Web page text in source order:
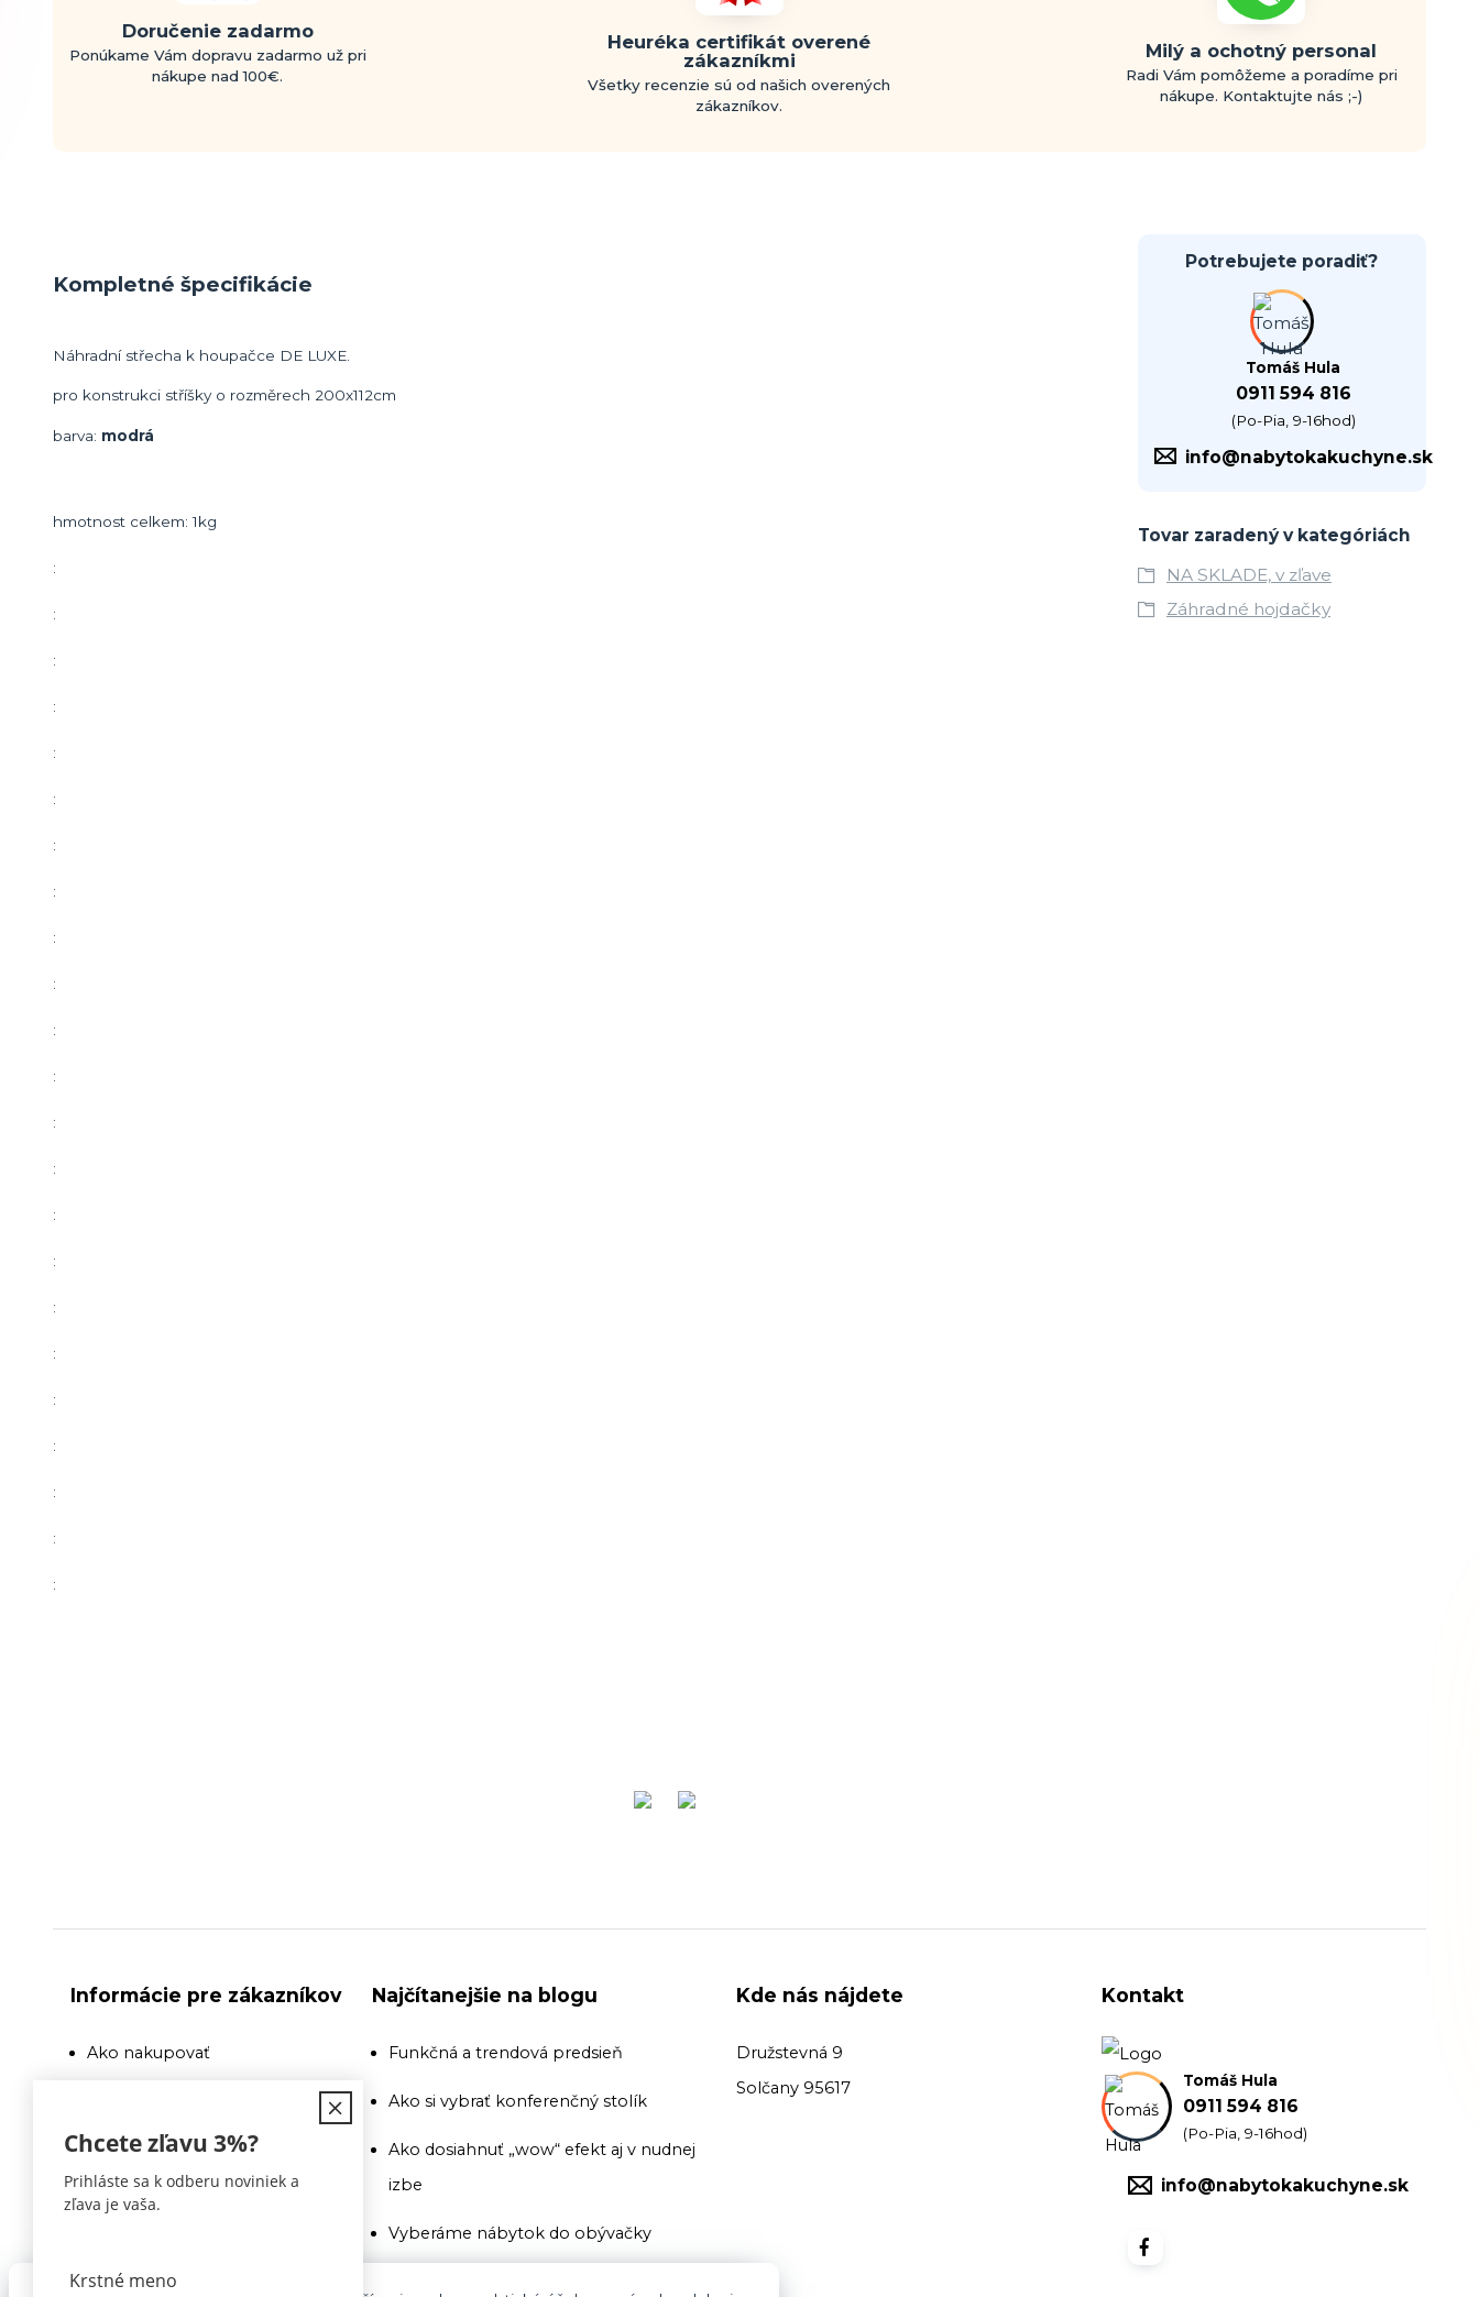
Doručenie zadarmo
Ponúkame Vám dopravu zadarmo už pri
nákupe nad 100€.
Heuréka certifikát overené
zákazníkmi
Všetky recenzie sú od našich overených
zákazníkov.
Milý a ochotný personal
Radi Vám pomôžeme a poradíme pri
nákupe. Kontaktujte nás ;-)
Kompletné špecifikácie
Náhradní střecha k houpačce DE LUXE.
pro konstrukci stříšky o rozměrech 200x112cm
barva: modrá
hmotnost celkem: 1kg
:
:
:
:
:
:
:
:
:
:
:
:
:
:
:
:
:
:
:
:
:
:
:
Potrebujete poradiť?
Tomáš Hula
0911 594 816
(Po-Pia, 9-16hod)
info@nabytokakuchyne.sk
Tovar zaradený v kategóriách
NA SKLADE, v zľave
Záhradné hojdačky
Informácie pre zákazníkov
Ako nakupovať
Recenzie a odporúčania
Obchodné podmienky
Najčítanejšie na blogu
Funkčná a trendová predsieň
Ako si vybrať konferenčný stolík
Ako dosiahnuť „wow“ efekt aj v nudnej
izbe
Vyberáme nábytok do obývačky
Kde nás nájdete
Družstevná 9
Solčany 95617
Kontakt
Tomáš Hula
0911 594 816
(Po-Pia, 9-16hod)
info@nabytokakuchyne.sk
Chcete zľavu 3%?
Prihláste sa k odberu noviniek a
zľava je vaša.